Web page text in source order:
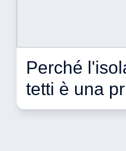
Perché
tetti è una